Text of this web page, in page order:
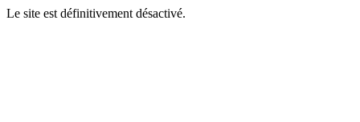
Le site est définitivement désactivé.